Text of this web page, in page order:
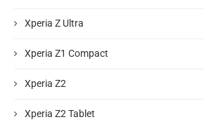
Xperia Z Ultra
Xperia Z1 Compact
Xperia Z2
Xperia Z2 Tablet